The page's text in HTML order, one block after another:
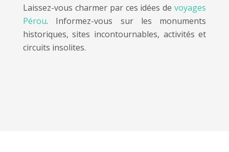
Laissez-vous charmer par ces idées devoyages
Pérou. Informez-vous sur les monuments
historiques, sites incontournables, activités et
circuits insolites.